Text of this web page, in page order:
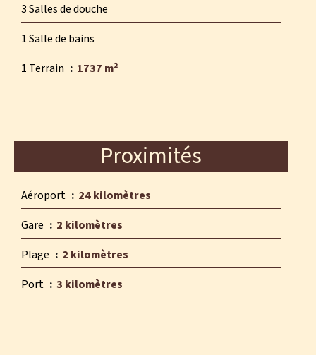
3 Salles de douche
1 Salle de bains
1 Terrain
1737 m²
Proximités
Aéroport
24 kilomètres
Gare
2 kilomètres
Plage
2 kilomètres
Port
3 kilomètres